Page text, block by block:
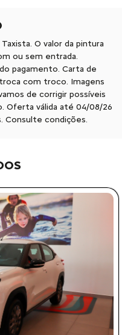
O valor da pintura
ou sem entrada.
pagamento. Carta de
com troco. Imagens
de corrigir possíveis
Oferta válida até 04/08/26
Consulte condições.